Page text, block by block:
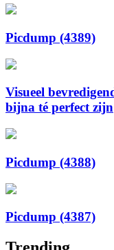
Picdump (4389)
Visueel
bijna té perfect zijn
Picdump (4388)
Picdump (4387)